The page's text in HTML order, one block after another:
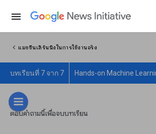
menu
chevron_left แมชชีนเลิร์นนิงในการใช้งานจริง
บทเรียนที่ 7 จาก 7 Hands-on Machine
ตอบคำถามนี้เพื่อจบบทเรียน